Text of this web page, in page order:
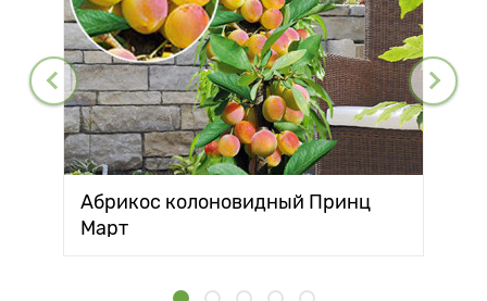
Абрикос колоновидный Принц
Март